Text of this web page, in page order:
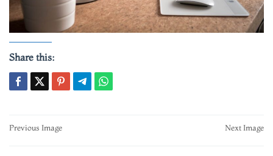
Share this:
Post
Previous Image Next Image